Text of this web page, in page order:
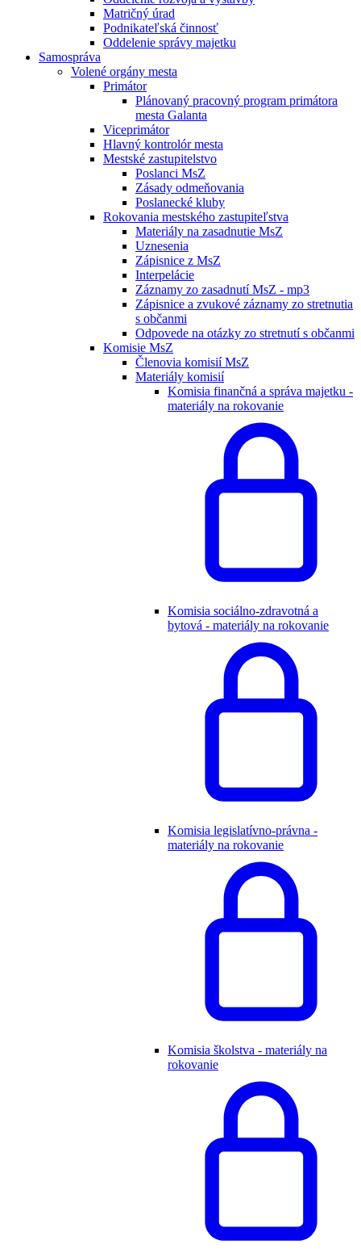
Matričný úrad
Podnikateľská činnosť
Oddelenie správy majetku
Samospráva
Volené orgány mesta
Primátor
Plánovaný pracovný program primátora
mesta Galanta
Viceprimátor
Hlavný kontrolór mesta
Mestské zastupitelstvo
Poslanci MsZ
Zásady odmeňovania
Poslanecké kluby
Rokovania mestského zastupiteľstva
Materiály na zasadnutie MsZ
Uznesenia
Zápisnice z MsZ
Interpelácie
Záznamy zo zasadnutí MsZ - mp3
Zápisnice a zvukové záznamy zo stretnutia
s občanmi
Odpovede na otázky zo stretnutí s občanmi
Komisie MsZ
Členovia komisií MsZ
Materiály komisií
Komisia finančná a správa majetku -
materiály na rokovanie
Komisia sociálno-zdravotná a
bytová - materiály na rokovanie
Komisia legislatívno-právna -
materiály na rokovanie
Komisia školstva - materiály na
rokovanie